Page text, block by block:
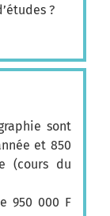
?
sont
et 850
(cours du
950 000 F